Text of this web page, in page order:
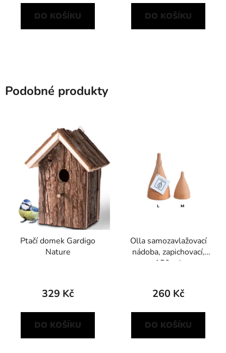
DO KOŠÍKU DO KOŠÍKU
Podobné produkty
Ptačí domek Gardigo
Nature
329 Kč
DO KOŠÍKU
Olla samozavlažovací
nádoba, zapichovací,
150 ml
260 Kč
DO KOŠÍKU